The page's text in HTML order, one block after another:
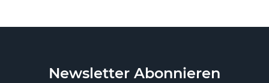
Newsletter Abonnieren